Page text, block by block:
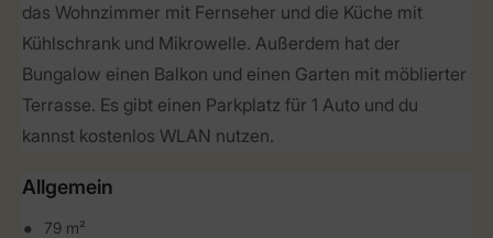
das Wohnzimmer mit Fernseher und die Küche mit
Kühlschrank und Mikrowelle. Außerdem hat der
Bungalow einen Balkon und einen Garten mit möblierter
Terrasse. Es gibt einen Parkplatz für 1 Auto und du
kannst kostenlos WLAN nutzen.
Allgemein
79 m²